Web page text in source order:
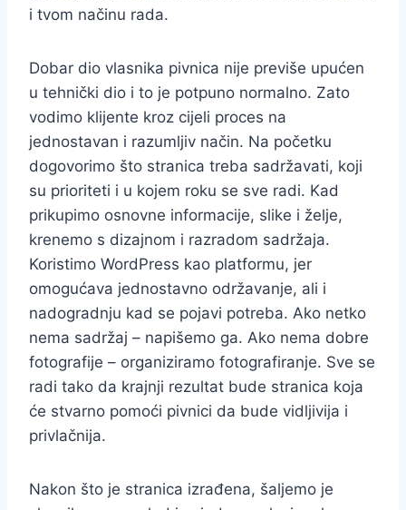
i tvom načinu rada.
Dobar dio vlasnika pivnica nije previše upućen
u tehnički dio i to je potpuno normalno. Zato
vodimo klijente kroz cijeli proces na
jednostavan i razumljiv način. Na početku
dogovorimo što stranica treba sadržavati, koji
su prioriteti i u kojem roku se sve radi. Kad
prikupimo osnovne informacije, slike i želje,
krenemo s dizajnom i razradom sadržaja.
Koristimo WordPress kao platformu, jer
omogućava jednostavno održavanje, ali i
nadogradnju kad se pojavi potreba. Ako netko
nema sadržaj – napišemo ga. Ako nema dobre
fotografije – organiziramo fotografiranje. Sve se
radi tako da krajnji rezultat bude stranica koja
će stvarno pomoći pivnici da bude vidljivija i
privlačnija.
Nakon što je stranica izrađena, šaljemo je